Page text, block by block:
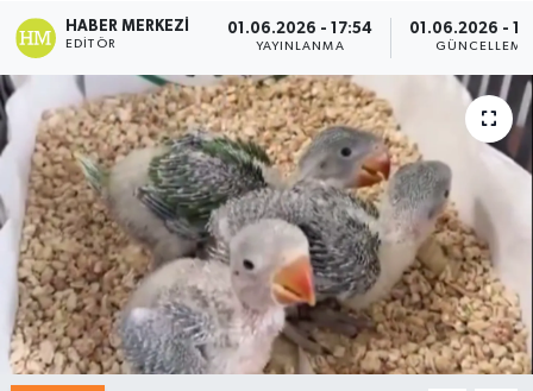
HABER MERKEZI
EDITÖR
01.06.2026 - 17:54
YAYINLANMA
01.06.2026 -
GÜNCELLEME